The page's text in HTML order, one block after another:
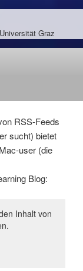
Graz
RSS-Feeds
sucht) bietet
user (die
Blog:
Inhalt von